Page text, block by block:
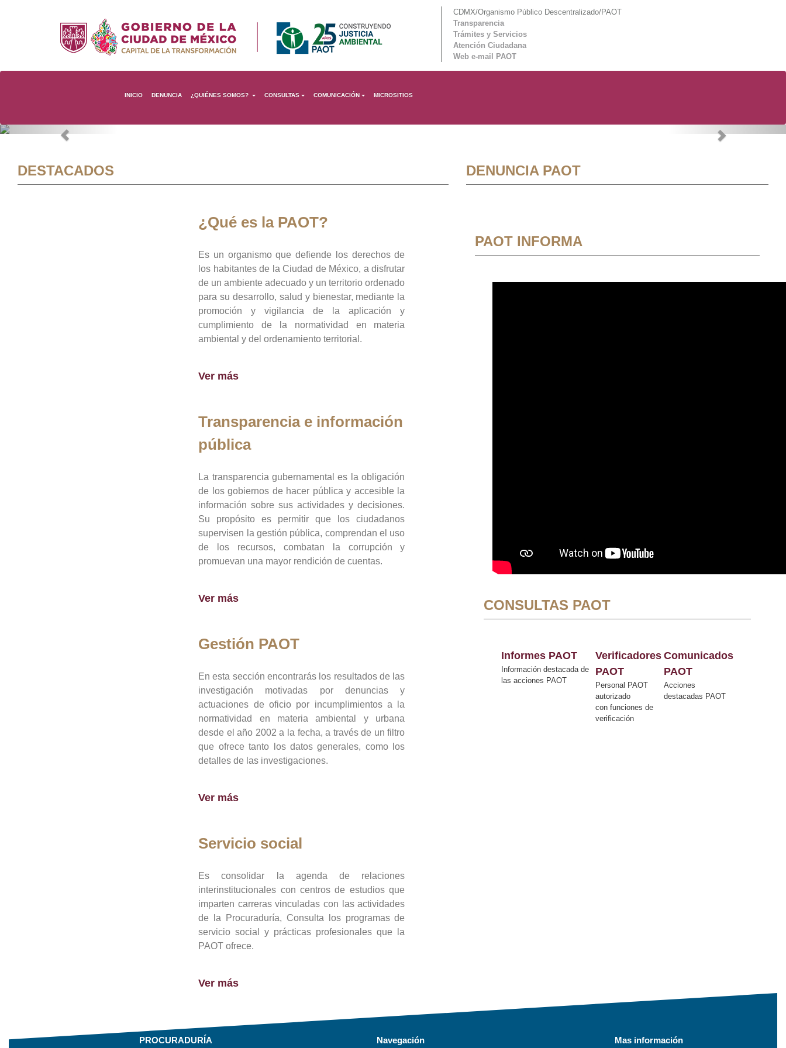
CDMX/Organismo Público Descentralizado/PAOT
Transparencia
Trámites y Servicios
Atención Ciudadana
Web e-mail PAOT
INICIO DENUNCIA ¿QUIÉNES SOMOS? CONSULTAS COMUNICACIÓN MICROSITIOS
Previous Next
DESTACADOS
¿Qué es la PAOT?
Es un organismo que defiende los derechos de
los habitantes de la Ciudad de México, a disfrutar
de un ambiente adecuado y un territorio ordenado
para su desarrollo, salud y bienestar, mediante la
promoción y vigilancia de la aplicación y
cumplimiento de la normatividad en materia
ambiental y del ordenamiento territorial.
Ver más
Transparencia e información
pública
La transparencia gubernamental es la obligación
de los gobiernos de hacer pública y accesible la
información sobre sus actividades y decisiones.
Su propósito es permitir que los ciudadanos
supervisen la gestión pública, comprendan el uso
de los recursos, combatan la corrupción y
promuevan una mayor rendición de cuentas.
Ver más
Gestión PAOT
En esta sección encontrarás los resultados de las
investigación motivadas por denuncias y
actuaciones de oficio por incumplimientos a la
normatividad en materia ambiental y urbana
desde el año 2002 a la fecha, a través de un filtro
que ofrece tanto los datos generales, como los
detalles de las investigaciones.
Ver más
Servicio social
Es consolidar la agenda de relaciones
interinstitucionales con centros de estudios que
imparten carreras vinculadas con las actividades
de la Procuraduría, Consulta los programas de
servicio social y prácticas profesionales que la
PAOT ofrece.
Ver más
DENUNCIA PAOT
PAOT INFORMA
CONSULTAS PAOT
Informes PAOT
Información destacada de
las acciones PAOT
Verificadores
PAOT
Personal PAOT
autorizado
con funciones de
verificación
Comunicados
PAOT
Acciones
destacadas PAOT
PROCURADURÍA Navegación Mas información